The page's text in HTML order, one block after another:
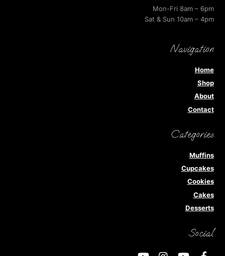
Mon-Fri 8am – 6pm
Sat & Sun 10am – 4pm
Navigation
Home
Shop
About
Contact
Categories
Muffins
Cupcakes
Cookies
Cakes
Desserts
Social